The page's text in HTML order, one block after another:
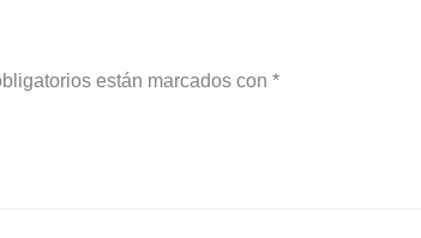
están marcados con *